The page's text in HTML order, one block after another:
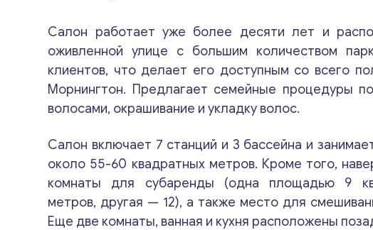
Салон работает уже более десяти лет и
оживленной улице с большим количеством
клиентов, что делает его доступным со всего
Морнингтон. Предлагает семейные процедуры
волосами, окрашивание и укладку волос.
Салон включает 7 станций и 3 бассейна и
около 55-60 квадратных метров. Кроме того,
комнаты для субаренды (одна площадью 9
метров, другая — 12), а также место для
Еще две комнаты, ванная и кухня расположены